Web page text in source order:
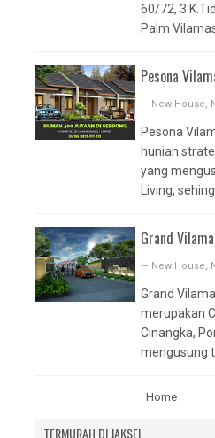
60/72, 3
Palm
Pesona
— New House,
Pesona
hunian
yang
Living,
Grand
— New House,
Grand
merupakan
Cinangka,
mengusung
Home
TERMURAH DI JAKSEL